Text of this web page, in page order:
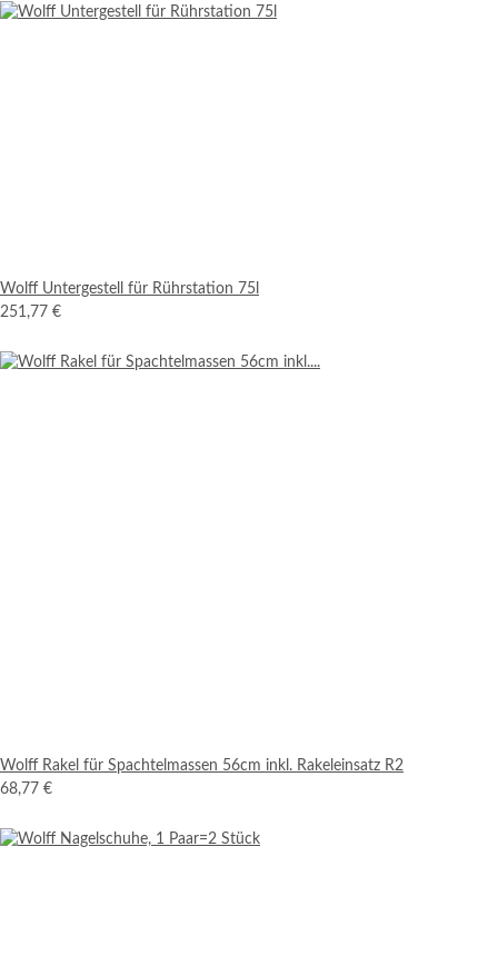
Wolff Untergestell für Rührstation 75l
251,77 €
Wolff Rakel für Spachtelmassen 56cm inkl. Rakeleinsatz R2
68,77 €